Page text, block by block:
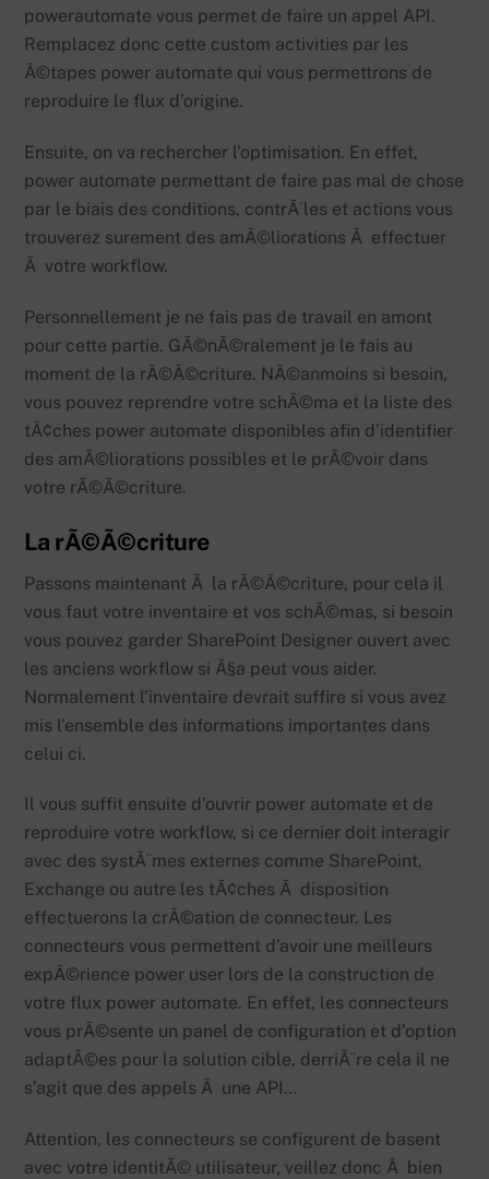
powerautomate vous permet de faire un appel API.
Remplacez donc cette custom activities par les
Ã©tapes power automate qui vous permettrons de
reproduire le flux d’origine.
Ensuite, on va rechercher l’optimisation. En effet,
power automate permettant de faire pas mal de chose
par le biais des conditions, contrÃ´les et actions vous
trouverez surement des amÃ©liorations Ã effectuer
Ã votre workflow.
Personnellement je ne fais pas de travail en amont
pour cette partie. GÃ©nÃ©ralement je le fais au
moment de la rÃ©Ã©criture. NÃ©anmoins si besoin,
vous pouvez reprendre votre schÃ©ma et la liste des
tÃ¢ches power automate disponibles afin d’identifier
des amÃ©liorations possibles et le prÃ©voir dans
votre rÃ©Ã©criture.
La rÃ©Ã©criture
Passons maintenant Ã la rÃ©Ã©criture, pour cela il
vous faut votre inventaire et vos schÃ©mas, si besoin
vous pouvez garder SharePoint Designer ouvert avec
les anciens workflow si Ã§a peut vous aider.
Normalement l’inventaire devrait suffire si vous avez
mis l’ensemble des informations importantes dans
celui ci.
Il vous suffit ensuite d’ouvrir power automate et de
reproduire votre workflow, si ce dernier doit interagir
avec des systÃ¨mes externes comme SharePoint,
Exchange ou autre les tÃ¢ches Ã disposition
effectuerons la crÃ©ation de connecteur. Les
connecteurs vous permettent d’avoir une meilleurs
expÃ©rience power user lors de la construction de
votre flux power automate. En effet, les connecteurs
vous prÃ©sente un panel de configuration et d’option
adaptÃ©es pour la solution cible, derriÃ¨re cela il ne
s’agit que des appels Ã une API…
Attention, les connecteurs se configurent de basent
avec votre identitÃ© utilisateur, veillez donc Ã bien